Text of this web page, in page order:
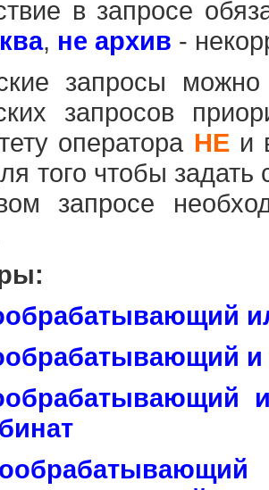
в запросе
, не архив -
запросы
запросов
оператора НЕи
того чтобы задать
запросе
и